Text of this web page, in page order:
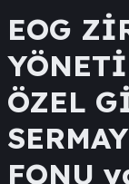
EOG
ÖZEL
FONU